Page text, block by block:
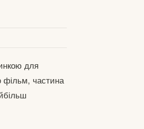
для
фільм, частина